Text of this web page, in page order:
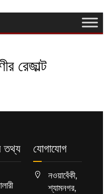
রেজাল্ট
তথ্য যোগাযোগ
নওয়াবেঁকী,
শ্যামনগর,